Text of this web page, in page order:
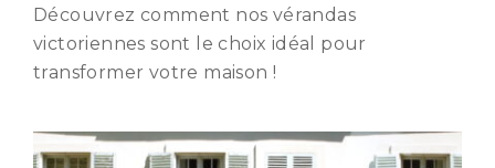
Découvrez comment nos vérandas
victoriennes sont le choix idéal pour
transformer votre maison !